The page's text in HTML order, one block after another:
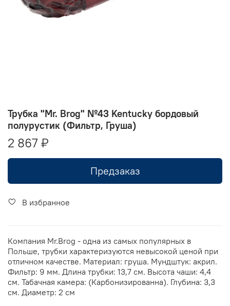
Трубка "Mr. Brog" №43 Kentucky бордовый
полурустик (Фильтр, Груша)
2 867 ₽
Предзаказ
В избранное
Компания Mr.Brog - одна из самых популярных в
Польше, трубки характеризуются невысокой ценой при
отличном качестве. Материал: груша. Мундштук: акрил.
Фильтр: 9 мм. Длина трубки: 13,7 см. Высота чаши: 4,4
см. Табачная камера: (Карбонизированна). Глубина: 3,3
см. Диаметр: 2 см